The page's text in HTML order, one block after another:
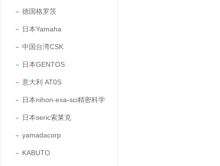
德国格罗茨
日本Yamaha
中国台湾CSK
日本GENTOS
意大利 AT0S
日本nihon-exa-sci精密科学
日本seric索莱克
yamadacorp
KABUTO